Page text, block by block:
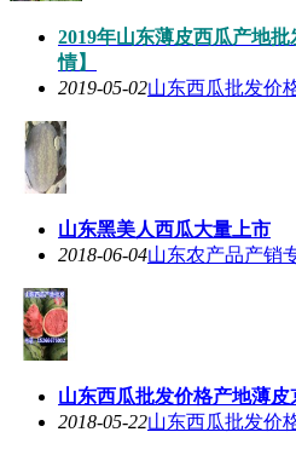
2019年山东薄皮西瓜产地
情】
2019-05-02山东西瓜批发价
山东黑美人西瓜大量上市
2018-06-04山东农产品产销
山东西瓜批发价格产地薄
2018-05-22山东西瓜批发价